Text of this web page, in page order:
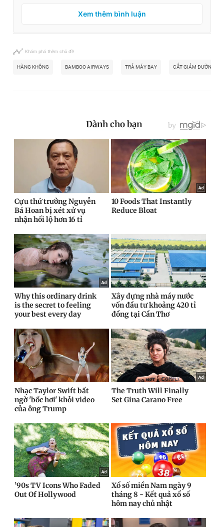
Xem thêm bình luận
Khám phá thêm chủ đề
HÀNG KHÔNG BAMBOO AIRWAYS TRẢ MÁY BAY CẮT GIẢM ĐƯỜNG